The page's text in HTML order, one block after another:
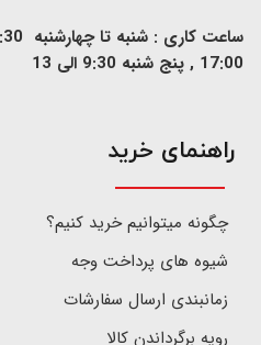
17:00 , پنج شنبه 9:30 الی 13
​راهنمای خرید
چگونه میتوانیم خرید کنیم؟
شیوه های پرداخت وجه
زمانبندی ارسال سفارشات
رویه برگرداندن کالا